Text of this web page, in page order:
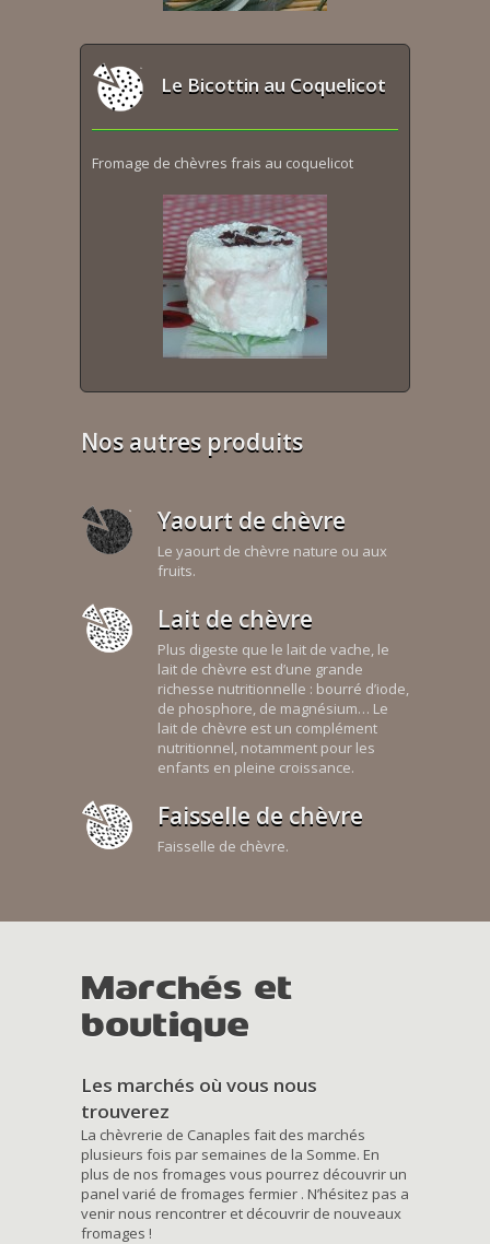
Le Bicottin au Coquelicot
Fromage de chèvres frais au coquelicot
Nos autres produits
Yaourt de chèvre
Le yaourt de chèvre nature ou aux
fruits.
Lait de chèvre
Plus digeste que le lait de vache, le
lait de chèvre est d’une grande
richesse nutritionnelle : bourré d’iode,
de phosphore, de magnésium… Le
lait de chèvre est un complément
nutritionnel, notamment pour les
enfants en pleine croissance.
Faisselle de chèvre
Faisselle de chèvre.
Marchés et
boutique
Les marchés où vous nous
trouverez
La chèvrerie de Canaples fait des marchés
plusieurs fois par semaines de la Somme. En
plus de nos fromages vous pourrez découvrir un
panel varié de fromages fermier . N’hésitez pas a
venir nous rencontrer et découvrir de nouveaux
fromages !